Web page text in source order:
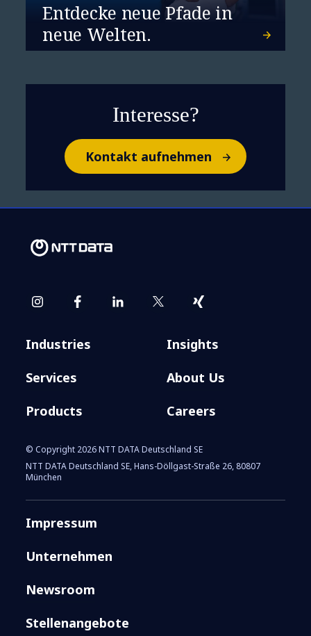
Entdecke neue Pfade in
neue Welten.
Interesse?
Kontakt aufnehmen
Industries
Services
Products
Insights
About Us
Careers
© Copyright 2026 NTT DATA Deutschland SE
NTT DATA Deutschland SE, Hans-Döllgast-Straße 26, 80807
München
Impressum
Unternehmen
Newsroom
Stellenangebote